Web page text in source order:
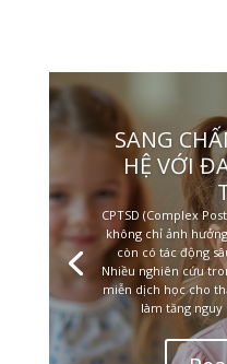
SANG
HỆ VỚI
CPTSD (Complex
không chỉ ảnh
còn có tác động
Nhiều nghiên cứu
miễn dịch học cho
làm tăng